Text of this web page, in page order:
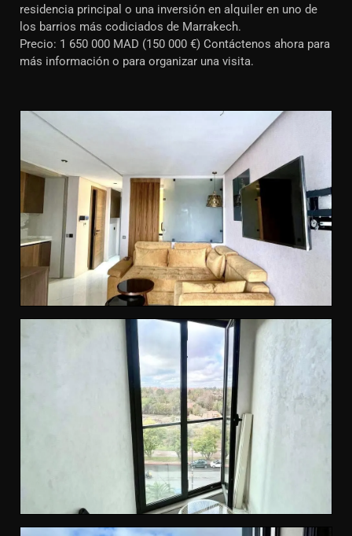
residencia principal o una inversión en alquiler en uno de
los barrios más codiciados de Marrakech.
Precio: 1 650 000 MAD (150 000 €) Contáctenos ahora para
más información o para organizar una visita.